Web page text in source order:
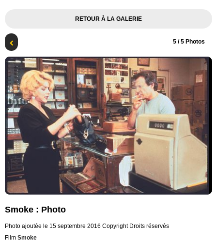
RETOUR À LA GALERIE
5 / 5 Photos
Smoke : Photo
Photo ajoutée le 15 septembre 2016 Copyright Droits réservés
Film Smoke